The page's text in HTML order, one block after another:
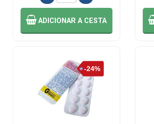
ADICIONARA CESTA